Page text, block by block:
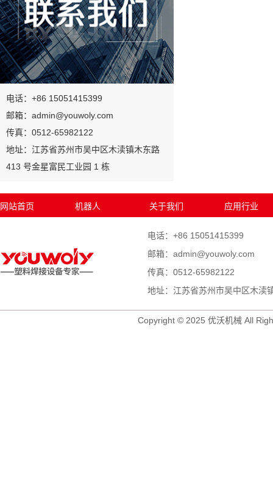
电话：+86 15051415399
邮箱：admin@youwoly.com
传真：0512-65982122
地址：江苏省苏州市吴中区木渎镇木东路
413 号金星富民工业园 1 栋
网站首页 机器人 关于我们 应用行业
电话：+86 15051415399
邮箱：admin@youwoly.com
传真：0512-65982122
地址：江苏省苏州市吴中区木渎
Copyright © 2025 优沃机械 All